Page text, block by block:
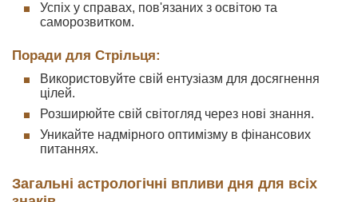
Успіх у справах, пов'язаних з освітою та
саморозвитком.
Поради для Стрільця:
Використовуйте свій ентузіазм для досягнення
цілей.
Розширюйте свій світогляд через нові знання.
Уникайте надмірного оптимізму в фінансових
питаннях.
Загальні астрологічні впливи дня для всіх